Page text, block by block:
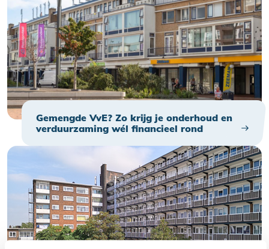
Gemengde VvE? Zo krijg je onderhoud en
verduurzaming wél financieel rond